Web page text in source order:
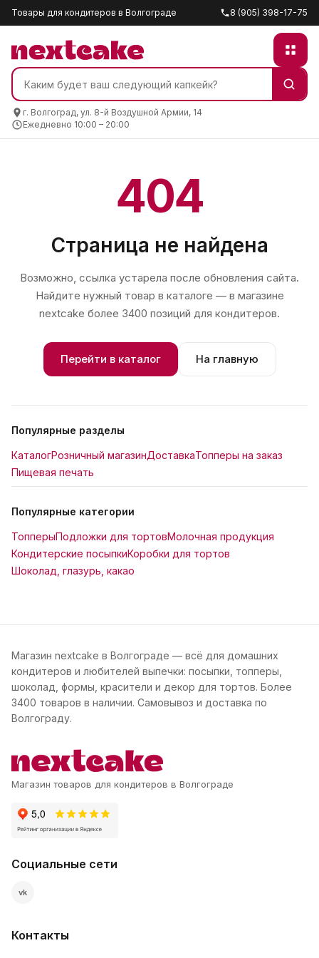
Товары для кондитеров в Волгограде 8 (905) 398-17-75
г. Волгоград, ул. 8-й Воздушной Армии, 14
Ежедневно 10:00 – 20:00
404
Страница не найдена
Возможно, ссылка устарела после обновления сайта.
Найдите нужный товар в каталоге — в магазине
nextcake более 3400 позиций для кондитеров.
Перейти в каталог На главную
Популярные разделы
КаталогРозничный магазинДоставкаТопперы на заказ
Пищевая печать
Популярные категории
ТопперыПодложки для тортовМолочная продукция
Кондитерские посыпкиКоробки для тортов
Шоколад, глазурь, какао
Магазин nextcake в Волгограде — всё для домашних
кондитеров и любителей выпечки: посыпки, топперы,
шоколад, формы, красители и декор для тортов. Более
3400 товаров в наличии. Самовывоз и доставка по
Волгограду.
Магазин товаров для кондитеров в Волгограде
Социальные сети
vk
Контакты